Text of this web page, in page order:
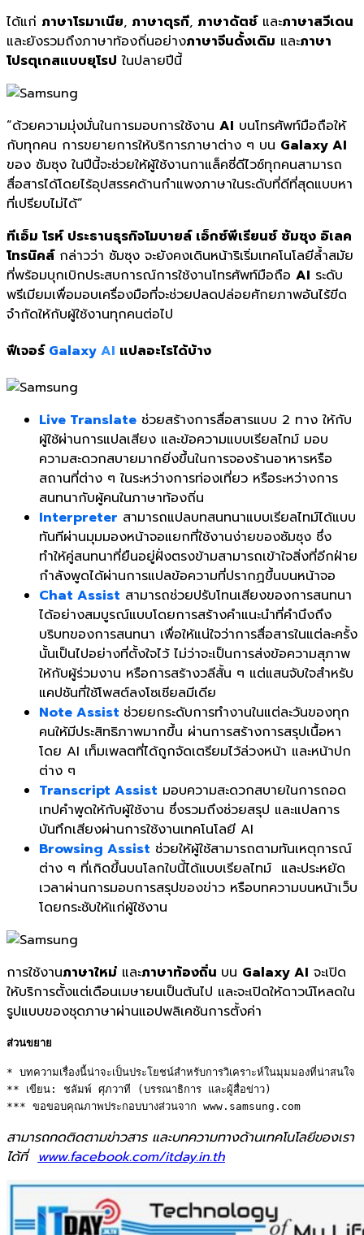
ได้แก่ ภาษาโรมาเนีย, ภาษาตุรกี, ภาษาดัตช์​และภาษาสวีเดน
และยังรวมถึงภาษาท้องถิ่นอย่างภาษาจีนดั้งเดิม และภาษา
โปรตุเกสแบบยุโรป ในปลายปีนี้
“ด้วยความมุ่งมั่นในการมอบการใช้งาน AI บนโทรศัพท์มือถือให้
กับทุกคน การขยายการให้บริการภาษาต่าง ๆ บน Galaxy AI
ของ ซัมซุง ในปีนี้จะช่วยให้ผู้ใช้งานกาแล็คซี่ดีไวซ์ทุกคนสามารถ
สื่อสารได้โดยไร้อุปสรรคด้านกำแพงภาษาในระดับที่ดีที่สุดแบบหา
ที่เปรียบไม่ได้”
ทีเอ็ม โรห์ ประธานธุรกิจโมบายล์ เอ็กซ์พีเรียนซ์ ซัมซุง อิเลค
โทรนิคส์กล่าวว่า ซัมซุง จะยังคงเดินหน้าริเริ่มเทคโนโลยีล้ำสมัย
ที่พร้อมบุกเบิกประสบการณ์การใช้งานโทรศัพท์มือถือ AI ระดับ
พรีเมียมเพื่อมอบเครื่องมือที่จะช่วยปลดปล่อยศักยภาพอันไร้ขีด
จำกัดให้กับผู้ใช้งานทุกคนต่อไป
ฟีเจอร์ Galaxy AI แปลอะไรได้บ้าง
Live Translate ช่วยสร้างการสื่อสารแบบ 2 ทาง ให้กับ
ผู้ใช้ผ่านการแปลเสียง และข้อความแบบเรียลไทม์ มอบ
ความสะดวกสบายมากยิ่งขึ้นในการจองร้านอาหารหรือ
สถานที่ต่าง ๆ ในระหว่างการท่องเที่ยว หรือระหว่างการ
สนทนากับผู้คนในภาษาท้องถิ่น
Interpreter สามารถแปลบทสนทนาแบบเรียลไทม์ได้แบบ
ทันทีผ่านมุมมองหน้าจอแยกที่ใช้งานง่ายของซัมซุง ซึ่ง
ทำให้คู่สนทนาที่ยืนอยู่ฝั่งตรงข้ามสามารถเข้าใจสิ่งที่อีกฝ่าย
กำลังพูดได้ผ่านการแปลข้อความที่ปรากฏขึ้นบนหน้าจอ
Chat Assist สามารถช่วยปรับโทนเสียงของการสนทนา
ได้อย่างสมบูรณ์แบบโดยการสร้างคำแนะนำที่คำนึงถึง
บริบทของการสนทนา เพื่อให้แน่ใจว่าการสื่อสารในแต่ละครั้ง
นั้นเป็นไปอย่างที่ตั้งใจไว้ ไม่ว่าจะเป็นการส่งข้อความสุภาพ
ให้กับผู้ร่วมงาน หรือการสร้างวลีสั้น ๆ แต่แสนจับใจสำหรับ
แคปชันที่ใช้โพสต์ลงโซเชียลมีเดีย
Note Assist ช่วยยกระดับการทำงานในแต่ละวันของทุก
คนให้มีประสิทธิภาพมากขึ้น ผ่านการสร้างการสรุปเนื้อหา
โดย AI เท็มเพลตที่ได้ถูกจัดเตรียมไว้ล่วงหน้า และหน้าปก
ต่าง ๆ
Transcript Assist มอบความสะดวกสบายในการถอด
เทปคำพูดให้กับผู้ใช้งาน ซึ่งรวมถึงช่วยสรุป และแปลการ
บันทึกเสียงผ่านการใช้งานเทคโนโลยี AI
Browsing Assist ช่วยให้ผู้ใช้สามารถตามทันเหตุการณ์
ต่าง ๆ ที่เกิดขึ้นบนโลกใบนี้ได้แบบเรียลไทม์ และประหยัด
เวลาผ่านการมอบการสรุปของข่าว หรือบทความบนหน้าเว็บ
โดยกระชับให้แก่ผู้ใช้งาน
การใช้งานภาษาใหม่ และภาษาท้องถิ่น บน Galaxy AI จะเปิด
ให้บริการตั้งแต่เดือนเมษายนเป็นต้นไป และจะเปิดให้ดาวน์โหลดใน
รูปแบบของชุดภาษาผ่านแอปพลิเคชันการตั้งค่า
ส่วนขยาย
* บทความเรื่องนี้น่าจะเป็นประโยชน์สำหรับการวิเคราะห์ในมุมมองที่น่าสนใจ
** เขียน: ชลัมพ์ ศุภวาที (บรรณาธิการ และผู้สื่อข่าว)
*** ขอขอบคุณภาพประกอบบางส่วนจาก www.samsung.com
สามารถกดติดตามข่าวสาร และบทความทางด้านเทคโนโลยีของเรา
ได้ที่ www.facebook.com/itday.in.th